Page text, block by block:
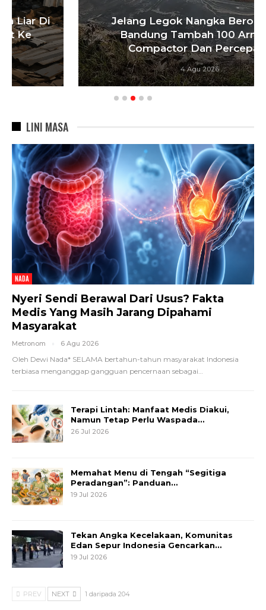
Jelang Legok Nangka Beroperasi,
Bandung Tambah 100 Armada
Compactor Dan Percepat…
4 Agu 2026
LINI MASA
NADA
Nyeri Sendi Berawal Dari Usus? Fakta
Medis Yang Masih Jarang Dipahami
Masyarakat
Metronom 6 Agu 2026
Oleh Dewi Nada* SELAMA bertahun-tahun masyarakat Indonesia
terbiasa menganggap gangguan pencernaan sebagai…
Terapi Lintah: Manfaat Medis Diakui,
Namun Tetap Perlu Waspada…
26 Jul 2026
Memahat Menu di Tengah “Segitiga
Peradangan”: Panduan…
19 Jul 2026
Tekan Angka Kecelakaan, Komunitas
Edan Sepur Indonesia Gencarkan…
19 Jul 2026
PREV NEXT 1 daripada 204